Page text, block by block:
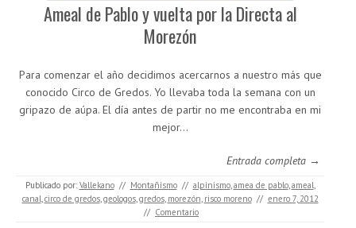
Ameal de Pablo y vuelta por la Directa al
Morezón
Para comenzar el año decidimos acercarnos a nuestro más que
conocido Circo de Gredos. Yo llevaba toda la semana con un
gripazo de aúpa. El día antes de partir no me encontraba en mi
mejor…
Entrada completa →
Publicado por: Vallekano // Montañismo // alpinismo,amea de pablo,ameal,
canal,circo de gredos,geologos,gredos, morezón, risco moreno // enero 7, 2012
// Comentario